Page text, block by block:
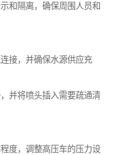
和隔离，确保周围人员和
接，并确保水源供应充
并将喷头插入需要疏通清
度，调整高压车的压力设